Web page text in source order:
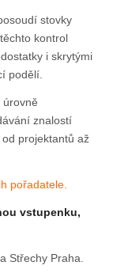
stovky
kontrol
i skrytými
podělí.
úrovně
znalostí
projektantů až
pořadatele.
vstupenku,
Střechy Praha.